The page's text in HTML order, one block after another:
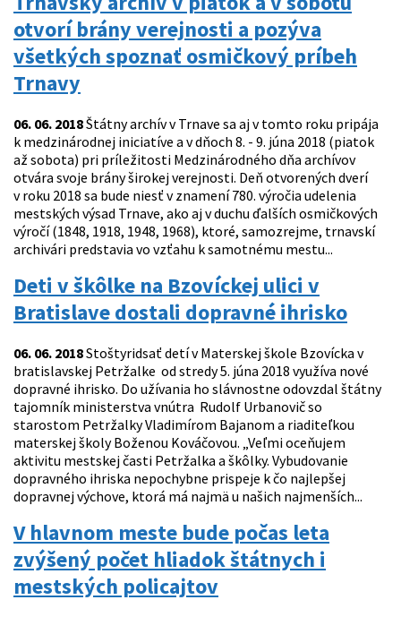
otvorí brány verejnosti a pozýva
všetkých spoznať osmičkový príbeh
Trnavy
06. 06. 2018Štátny archív v Trnave sa aj v tomto roku pripája
k medzinárodnej iniciatíve a v dňoch 8. - 9. júna 2018 (piatok
až sobota) pri príležitosti Medzinárodného dňa archívov
otvára svoje brány širokej verejnosti. Deň otvorených dverí
v roku 2018 sa bude niesť v znamení 780. výročia udelenia
mestských výsad Trnave, ako aj v duchu ďalších osmičkových
výročí (1848, 1918, 1948, 1968), ktoré, samozrejme, trnavskí
archivári predstavia vo vzťahu k samotnému mestu...
Deti v škôlke na Bzovíckej ulici v
Bratislave dostali dopravné ihrisko
06. 06. 2018Stoštyridsať detí v Materskej škole Bzovícka v
bratislavskej Petržalke od stredy 5. júna 2018 využíva nové
dopravné ihrisko. Do užívania ho slávnostne odovzdal štátny
tajomník ministerstva vnútra Rudolf Urbanovič so
starostom Petržalky Vladimírom Bajanom a riaditeľkou
materskej školy Boženou Kováčovou. „Veľmi oceňujem
aktivitu mestskej časti Petržalka a škôlky. Vybudovanie
dopravného ihriska nepochybne prispeje k čo najlepšej
dopravnej výchove, ktorá má najmä u našich najmenších...
V hlavnom meste bude počas leta
zvýšený počet hliadok štátnych i
mestských policajtov